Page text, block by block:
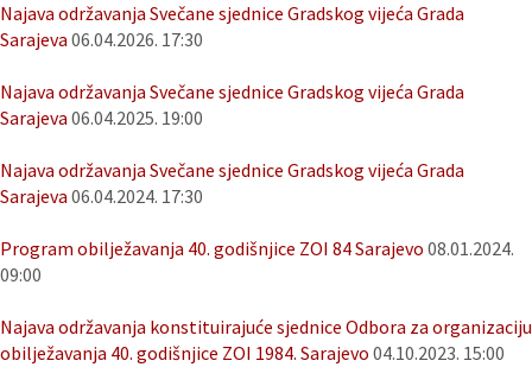
Najava održavanja Svečane sjednice Gradskog vijeća Grada
Sarajeva 06.04.2026. 17:30
Najava održavanja Svečane sjednice Gradskog vijeća Grada
Sarajeva 06.04.2025. 19:00
Najava održavanja Svečane sjednice Gradskog vijeća Grada
Sarajeva 06.04.2024. 17:30
Program obilježavanja 40. godišnjice ZOI 84 Sarajevo 08.01.2024.
09:00
Najava održavanja konstituirajuće sjednice Odbora za organizaciju
obilježavanja 40. godišnjice ZOI 1984. Sarajevo 04.10.2023. 15:00